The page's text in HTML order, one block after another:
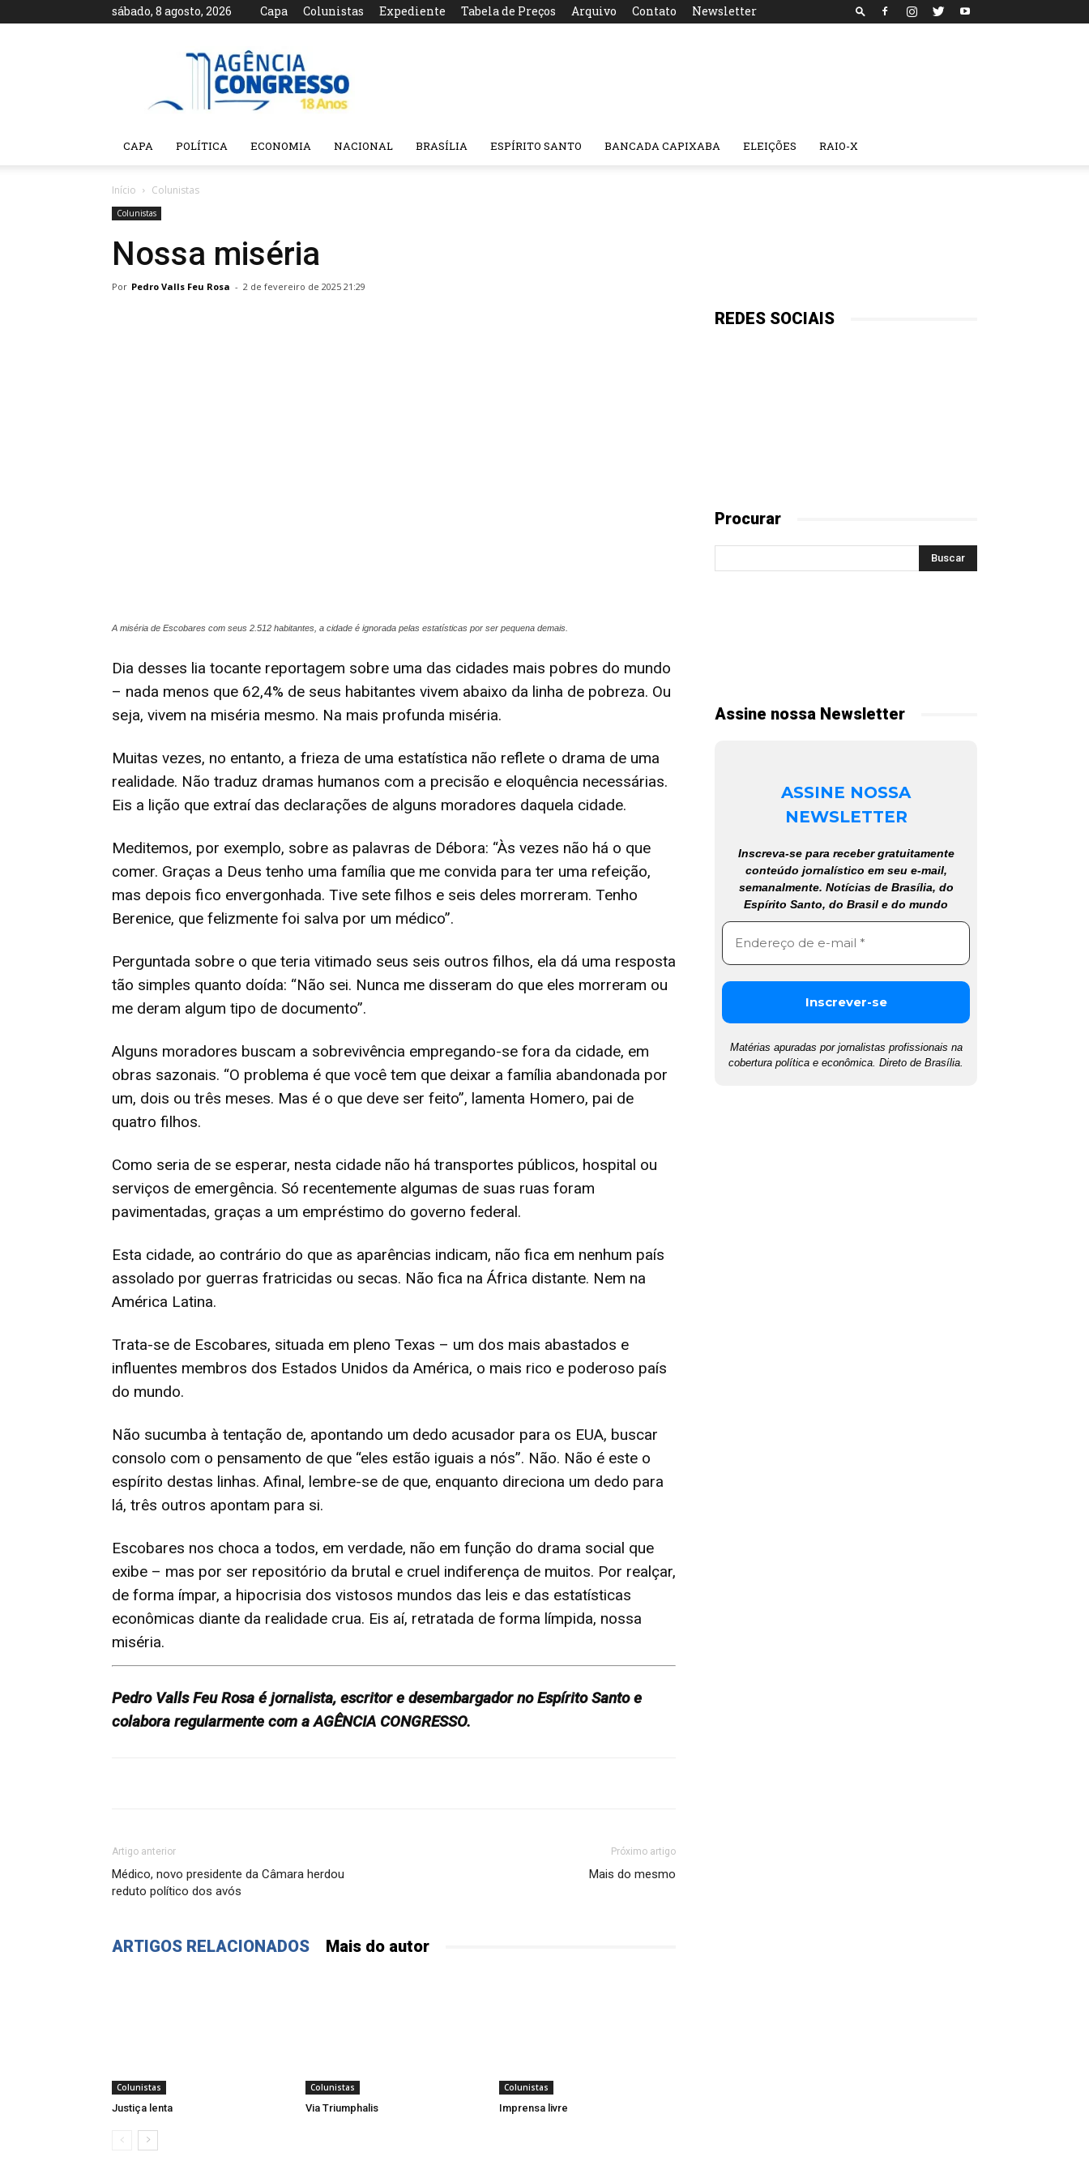
sábado, 8 agosto, 2026 Capa Colunistas Expediente Tabela de Preços Arquivo Contato Newsletter
Agência
CAPA POLÍTICA ECONOMIA NACIONAL BRASÍLIA ESPÍRITO SANTO BANCADA CAPIXABA ELEIÇÕES RAIO-X
Início Colunistas
Colunistas
Nossa miséria
Por Pedro Valls Feu Rosa - 2 de fevereiro de 2025 21:29
A miséria de Escobares com seus 2.512 habitantes, a cidade é ignorada pelas estatísticas por ser pequena demais.
Dia desses lia tocante reportagem sobre uma das cidades mais pobres do mundo
– nada menos que 62,4% de seus habitantes vivem abaixo da linha de pobreza. Ou
seja, vivem na miséria mesmo. Na mais profunda miséria.
Muitas vezes, no entanto, a frieza de uma estatística não reflete o drama de uma
realidade. Não traduz dramas humanos com a precisão e eloquência necessárias.
Eis a lição que extraí das declarações de alguns moradores daquela cidade.
Meditemos, por exemplo, sobre as palavras de Débora: “Às vezes não há o que
comer. Graças a Deus tenho uma família que me convida para ter uma refeição,
mas depois fico envergonhada. Tive sete filhos e seis deles morreram. Tenho
Berenice, que felizmente foi salva por um médico”.
Perguntada sobre o que teria vitimado seus seis outros filhos, ela dá uma resposta
tão simples quanto doída: “Não sei. Nunca me disseram do que eles morreram ou
me deram algum tipo de documento”.
Alguns moradores buscam a sobrevivência empregando-se fora da cidade, em
obras sazonais. “O problema é que você tem que deixar a família abandonada por
um, dois ou três meses. Mas é o que deve ser feito”, lamenta Homero, pai de
quatro filhos.
Como seria de se esperar, nesta cidade não há transportes públicos, hospital ou
serviços de emergência. Só recentemente algumas de suas ruas foram
pavimentadas, graças a um empréstimo do governo federal.
Esta cidade, ao contrário do que as aparências indicam, não fica em nenhum país
assolado por guerras fratricidas ou secas. Não fica na África distante. Nem na
América Latina.
Trata-se de Escobares, situada em pleno Texas – um dos mais abastados e
influentes membros dos Estados Unidos da América, o mais rico e poderoso país
do mundo.
Não sucumba à tentação de, apontando um dedo acusador para os EUA, buscar
consolo com o pensamento de que “eles estão iguais a nós”. Não. Não é este o
espírito destas linhas. Afinal, lembre-se de que, enquanto direciona um dedo para
lá, três outros apontam para si.
Escobares nos choca a todos, em verdade, não em função do drama social que
exibe – mas por ser repositório da brutal e cruel indiferença de muitos. Por realçar,
de forma ímpar, a hipocrisia dos vistosos mundos das leis e das estatísticas
econômicas diante da realidade crua. Eis aí, retratada de forma límpida, nossa
miséria.
Pedro Valls Feu Rosa é jornalista, escritor e desembargador no Espírito Santo e
colabora regularmente com a AGÊNCIA CONGRESSO.
Artigo anterior
Médico, novo presidente da Câmara herdou
reduto político dos avós
Próximo artigo
Mais do mesmo
ARTIGOS RELACIONADOS Mais do autor
Colunistas
Justiça lenta
Colunistas
Via Triumphalis
Colunistas
Imprensa livre
REDES SOCIAIS
Procurar
Assine nossa Newsletter
ASSINE NOSSA
NEWSLETTER
Inscreva-se para receber gratuitamente
conteúdo jornalístico em seu e-mail,
semanalmente. Notícias de Brasília, do
Espírito Santo, do Brasil e do mundo
Matérias apuradas por jornalistas profissionais na
cobertura política e econômica. Direto de Brasília.